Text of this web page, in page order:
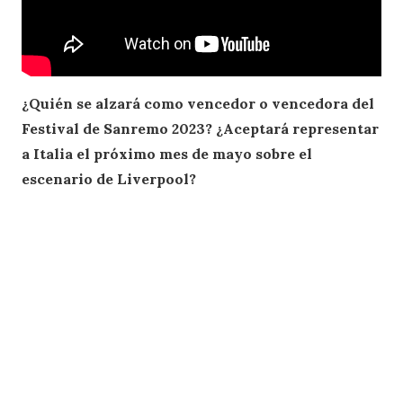
¿Quién se alzará como vencedor o vencedora del
Festival de Sanremo 2023? ¿Aceptará representar
a Italia el próximo mes de mayo sobre el
escenario de Liverpool?